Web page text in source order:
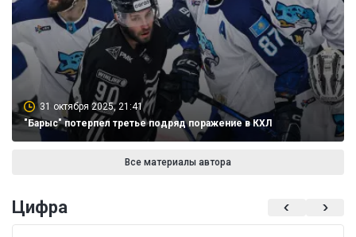
31 октября 2025, 21:41
"Барыс" потерпел третье подряд поражение в КХЛ
Все материалы автора
Цифра